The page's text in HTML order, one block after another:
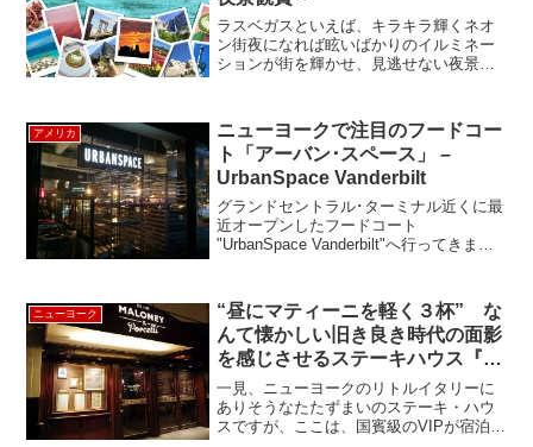
ラスベガスといえば、キラキラ輝くネオ
ン街夜になれば眩いばかりのイルミネー
ションが街を輝かせ、見逃せない夜景ス
い。街歩きも楽しいけれど、普通の夜景
観賞だけだと、物足りない...
アメリカ
ニューヨークで注目のフードコー
ト「アーバン･スペース」 –
UrbanSpace Vanderbilt
グランドセントラル･ターミナル近くに最
近オープンしたフードコート
"UrbanSpace Vanderbilt"へ行ってきまし
クエアやコロンバスサークルのホ...
ニューヨーク
“昼にマティーニを軽く３杯” な
んて懐かしい旧き良き時代の面影
を感じさせるステーキハウス『マ
ロニー＆ポセリ』Maloney &
Porcelli
一見、ニューヨークのリトルイタリーに
ありそうなたたずまいのステーキ・ハウ
スですが、ここは、国賓級のVIPが宿泊す